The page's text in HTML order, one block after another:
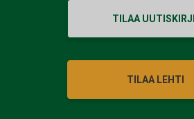
TILAA
TILAA LEHTI